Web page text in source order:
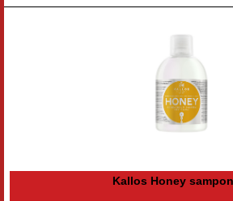
Kallos Honey